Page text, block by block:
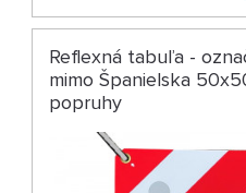
Reflexná tabuľa -
mimo Španielska
popruhy